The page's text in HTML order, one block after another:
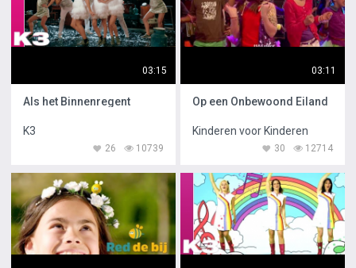
03:15
Als het Binnenregent
K3
10739
26
03:11
Op een Onbewoond Eiland
Kinderen voor Kinderen
12714
30